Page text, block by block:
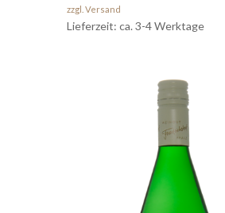
zzgl. Versand
Lieferzeit: ca. 3-4 Werktage